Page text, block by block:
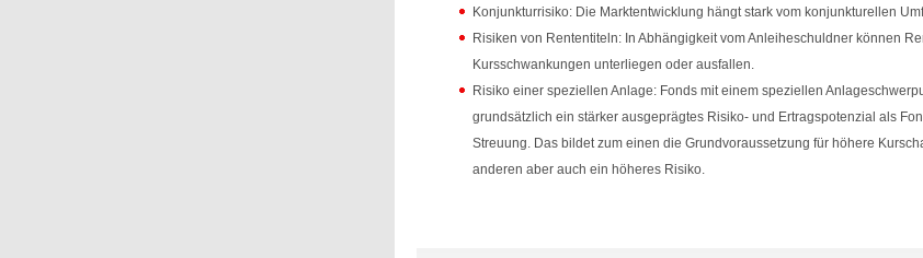
Konjunkturrisiko: Die Marktentwicklung hängt stark vom konjunkturellen
Risiken von Rententiteln: In Abhängigkeit vom Anleiheschuldner können
Kursschwankungen unterliegen oder ausfallen.
Risiko einer speziellen Anlage: Fonds mit einem speziellen
grundsätzlich ein stärker ausgeprägtes Risiko- und Ertragspotenzial als
Streuung. Das bildet zum einen die Grundvoraussetzung für höhere
anderen aber auch ein höheres Risiko.